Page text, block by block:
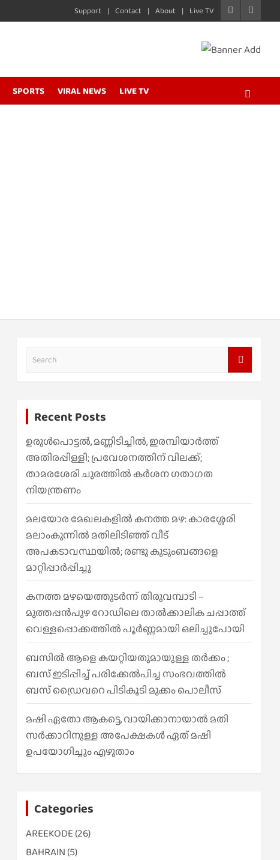
Support Contact About Live TV
SPORTS VIRAL NEWS LIVE TV
a
h
Recent Posts
ഉരുൾപൊട്ടൽ, മണ്ണിടിച്ചിൽ, ഇരമ്പിയാര്‍ത്ത്
അതിരപ്പിള്ളി; പ്രവേശനത്തിന് വിലക്ക്;
താമരശേരി ചുരത്തില്‍ കര്‍ശന ഗതാഗത
നിയന്ത്രണം
മലയോര മേഖലകളിൽ കനത്ത മഴ: കാരശ്ശേരി
മലാംകുന്നിൽ മതിലിടിഞ്ഞ് വീട്
അപകടാവസ്ഥയിൽ; രണ്ടു കുടുംബങ്ങളെ
മാറ്റിപ്പാർപ്പിച്ചു
കനത്ത മഴയെത്തുടർന്ന് തിരുവമ്പാടി –
മുത്തപ്പൻപുഴ റോഡിലെ താൽക്കാലിക ചപ്പാത്ത്
വെള്ളപ്പൊക്കത്തിൽ പൂർണ്ണമായി ഒലിച്ചുപോയി
ബസിൽ ആളെ കയറ്റിയതുമായുള്ള തർക്കം ;
ബസ് ഇടിപ്പിച്ച് പരിക്കേൽപിച്ച സംഭവത്തിൽ
ബസ് ഡ്രൈവറെ പിടികൂടി മുക്കം പൊലീസ്
മഷി ഏതോ ആകട്ടെ, വായിക്കാനായാൽ മതി​
സർക്കാറിനുള്ള അപേക്ഷകൾ ഏത് മഷി
ഉപയോഗിച്ചും എഴുതാം
Categories
AREEKODE (26)
BAHRAIN (5)